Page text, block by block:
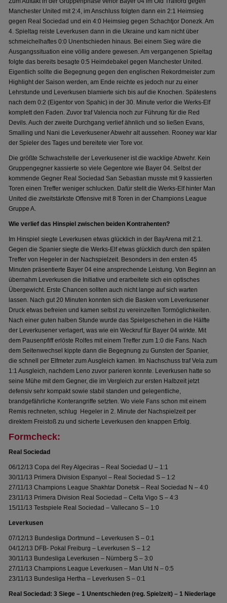
Manchester United mit 2:4, im Anschluss folgten dann ein 2:1 Heimsieg
gegen Real Sociedad und ein 4:0 Heimsieg gegen Schachtjor Donezk. Am
4. Spieltag reiste Leverkusen dann in die Ukraine und kam nicht über
schmeichelhaftes 0:0 Unentschieden hinaus. Bei einem Sieg wäre die
Ausgangssituation eine völlig andere gewesen. Am vergangenen Spieltag
folgte das bereits besagte 0:5 Heimdebakel gegen Manchester United.
Eigentlich sollte die Begegnung gegen den englischen Rekordmeister zum
Highlight der Saison werden, am Ende reichte es jedoch nur zu einer
Lehrstunde und Leverkusen blamierte sich bis auf die Knochen. Spätestens
nach dem 0:2 (Eigentor von Spahic) in der 30. Minute verlor die Werks-Elf
komplett den Faden. Zuvor traf Valencia noch zur Führung für die Red
Devils. Auch der zweite Durchgang verlief ähnlich und so ließen Evans,
Smalling und Nani die Leverkusener Abwehr alt aussehen. Rooney war klar
der Spieler des Tages und bereitete vier Tore vor.
Die größte Schwachstelle der Leverkusener ist die wacklige Abwehr. Kein
Gruppengegner kassierte so viele Gegentore wie Bayer 04. Selbst der
kommende Gegner Real Sociedad San Sebastian musste mit 9 kassierten
Toren einen Treffer weniger schlucken. Dafür stellt die Werks-Elf hinter Man
United die zweitstärkste Offensive mit 8 Toren in der Champions League
Gruppe A.
Wie verlief das Hinspiel zwischen beiden Kontrahenten?
Im Hinspiel siegte Leverkusen etwas glücklich in der BayArena mit 2:1.
Gegen die Spanier siegte die Werks-Elf etwas glücklich durch den späten
Treffer von Hegeler in der Nachspielzeit. Besonders in den ersten 45
Minuten präsentierte Bayer 04 eine ansprechende Leistung. Von Beginn an
übernahm Leverkusen die Initiative und erarbeitete sich ein optisches
Übergewicht. Erste Chancen sollten auch nicht lange auf sich warten
lassen. Nach gut 20 Minuten konnten sich die Basken vom Leverkusener
Druck etwas befreien und kamen selbst zu vereinzelten Tormöglichkeiten.
Nach einer guten halben Stunde wurde das Spielgeschehen in die Hälfte
der Leverkusener verlagert, was wie ein Weckruf für Bayer 04 wirkte. Mit
dem Pausenpfiff erlöste Rolfes mit einem Treffer zum 1:0 die Fans. Nach
dem Seitenwechsel kippte dann die Begegnung zu Gunsten der Spanier,
die schnell per Elfmeter zum Ausgleich kamen. Im Nachschuss traf Vela zum
1:1 Ausgleich, nachdem Leno zuvor parieren konnte. Leverkusen hatte so
seine Mühe mit dem Gegner, die im Vergleich zur ersten Halbzeit jetzt
defensiv sehr kompakt sowie stabil standen und gelegentliche,
brandgefährliche Konterangriffe setzten. Wo viele Fans schon mit einem
Remis rechneten, schlug Hegeler in 2. Minute der Nachspielzeit per
direktem Freistoß zu und sicherte Leverkusen den knappen Erfolg.
Formcheck:
Real Sociedad
06/12/13 Copa del Rey Algeciras – Real Sociedad U – 1:1
30/11/13 Primera Division Espanyol – Real Sociedad S – 1:2
27/11/13 Champions League Shakhtar Donetsk – Real Sociedad N – 4:0
23/11/13 Primera Division Real Sociedad – Celta Vigo S – 4:3
15/11/13 Testspiele Real Sociedad – Vallecano S – 1:0
Leverkusen
07/12/13 Bundesliga Dortmund – Leverkusen S – 0:1
04/12/13 DFB- Pokal Freiburg – Leverkusen S – 1:2
30/11/13 Bundesliga Leverkusen – Nürnberg S – 3:0
27/11/13 Champions League Leverkusen – Man Utd N – 0:5
23/11/13 Bundesliga Hertha – Leverkusen S – 0:1
Real Sociedad: 3 Siege – 1 Unentschieden (reg. Spielzeit) – 1 Niederlage